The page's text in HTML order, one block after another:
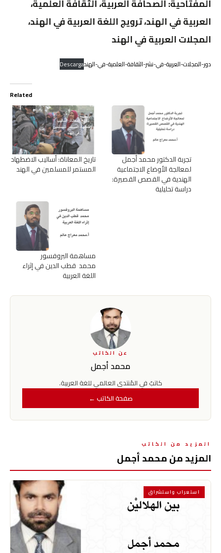
المفتاحية: الصحافة العربية، الثقافة العلمية،
العربية في الهند، ترويج اللغة العربية في الهند،
المجلات العربية في الهند
دور-المجلات-العربية-في-نشر-الثقافة-العلمية-في-الهندDescarga
Related
تاريخ المعاناة: أساليب الاضطهاد
المستمر للمسلمين في الهند
تجربة الدكتور محمد أجمل
لمعالجة الأوضاع الاجتماعية
الهندية في القصص القصيرة:
دراسة تحليلية
مساهمة البروفسور
محمد قطب الدين في إثراء
اللغة العربية
عن الكاتب
محمد أجمل
كاتبٌ في المُنتدى العالمي للغة العربية.
صفحة الكاتب ←
المزيد من الكاتب
المزيد من محمد أجمل
استعراب واستشراق